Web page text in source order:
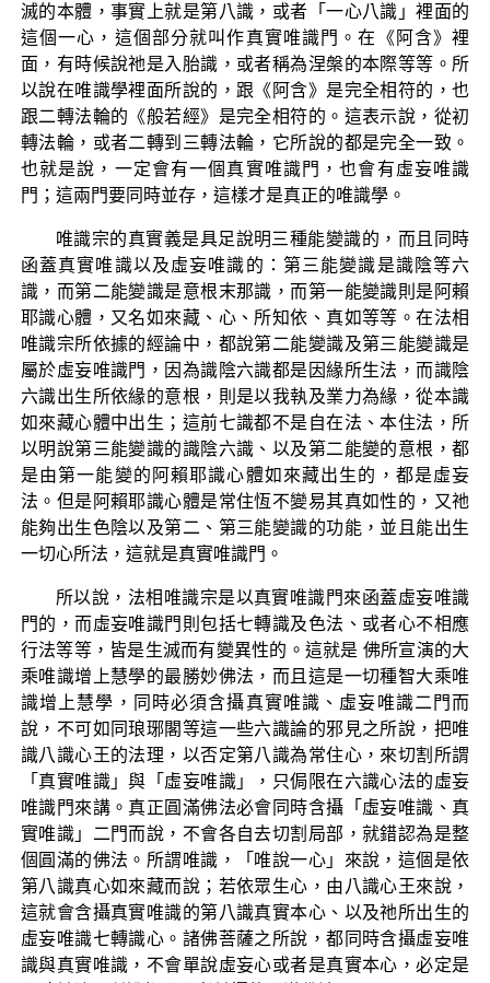
滅的本體，事實上就是第八識，或者「一心八識」裡面的
這個一心，這個部分就叫作真實唯識門。在《阿含》裡
面，有時候說祂是入胎識，或者稱為涅槃的本際等等。所
以說在唯識學裡面所說的，跟《阿含》是完全相符的，也
跟二轉法輪的《般若經》是完全相符的。這表示說，從初
轉法輪，或者二轉到三轉法輪，它所說的都是完全一致。
也就是說，一定會有一個真實唯識門，也會有虛妄唯識
門；這兩門要同時並存，這樣才是真正的唯識學。
唯識宗的真實義是具足說明三種能變識的，而且同時
函蓋真實唯識以及虛妄唯識的：第三能變識是識陰等六
識，而第二能變識是意根末那識，而第一能變識則是阿賴
耶識心體，又名如來藏、心、所知依、真如等等。在法相
唯識宗所依據的經論中，都說第二能變識及第三能變識是
屬於虛妄唯識門，因為識陰六識都是因緣所生法，而識陰
六識出生所依緣的意根，則是以我執及業力為緣，從本識
如來藏心體中出生；這前七識都不是自在法、本住法，所
以明說第三能變識的識陰六識、以及第二能變的意根，都
是由第一能變的阿賴耶識心體如來藏出生的，都是虛妄
法。但是阿賴耶識心體是常住恆不變易其真如性的，又祂
能夠出生色陰以及第二、第三能變識的功能，並且能出生
一切心所法，這就是真實唯識門。
所以說，法相唯識宗是以真實唯識門來函蓋虛妄唯識
門的，而虛妄唯識門則包括七轉識及色法、或者心不相應
行法等等，皆是生滅而有變異性的。這就是 佛所宣演的大
乘唯識增上慧學的最勝妙佛法，而且這是一切種智大乘唯
識增上慧學，同時必須含攝真實唯識、虛妄唯識二門而
說，不可如同琅琊閣等這一些六識論的邪見之所說，把唯
識八識心王的法理，以否定第八識為常住心，來切割所謂
「真實唯識」與「虛妄唯識」，只侷限在六識心法的虛妄
唯識門來講。真正圓滿佛法必會同時含攝「虛妄唯識、真
實唯識」二門而說，不會各自去切割局部，就錯認為是整
個圓滿的佛法。所謂唯識，「唯說一心」來說，這個是依
第八識真心如來藏而說；若依眾生心，由八識心王來說，
這就會含攝真實唯識的第八識真實本心、以及祂所出生的
虛妄唯識七轉識心。諸佛菩薩之所說，都同時含攝虛妄唯
識與真實唯識，不會單說虛妄心或者是真實本心，必定是